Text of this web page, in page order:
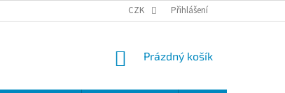
ÚDAJŮ NOVINKY MAPA SERVERU
CZK Přihlášení
NÁKUPNÍ
Prázdný košík